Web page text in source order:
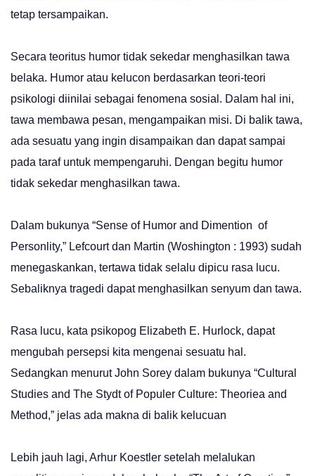
tetap tersampaikan.
Secara teoritus humor tidak sekedar menghasilkan tawa
belaka. Humor atau kelucon berdasarkan teori-teori
psikologi diinilai sebagai fenomena sosial. Dalam hal ini,
tawa membawa pesan, mengampaikan misi. Di balik tawa,
ada sesuatu yang ingin disampaikan dan dapat sampai
pada taraf untuk mempengaruhi. Dengan begitu humor
tidak sekedar menghasilkan tawa.
Dalam bukunya “Sense of Humor and Dimention of
Personlity,” Lefcourt dan Martin (Woshington : 1993) sudah
menegaskankan, tertawa tidak selalu dipicu rasa lucu.
Sebaliknya tragedi dapat menghasilkan senyum dan tawa.
Rasa lucu, kata psikopog Elizabeth E. Hurlock, dapat
mengubah persepsi kita mengenai sesuatu hal.
Sedangkan menurut John Sorey dalam bukunya “Cultural
Studies and The Stydt of Populer Culture: Theoriea and
Method,” jelas ada makna di balik kelucuan
Lebih jauh lagi, Arhur Koestler setelah melalukan